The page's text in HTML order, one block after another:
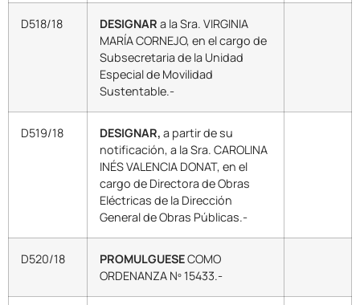
D518/18 DESIGNAR a la Sra. VIRGINIA
MARÍA CORNEJO, en el cargo de
Subsecretaria de la Unidad
Especial de Movilidad
Sustentable.-
D519/18 DESIGNAR, a partir de su
notificación, a la Sra. CAROLINA
INÉS VALENCIA DONAT, en el
cargo de Directora de Obras
Eléctricas de la Dirección
General de Obras Públicas.-
D520/18 PROMULGUESECOMO
ORDENANZA Nº 15433.-